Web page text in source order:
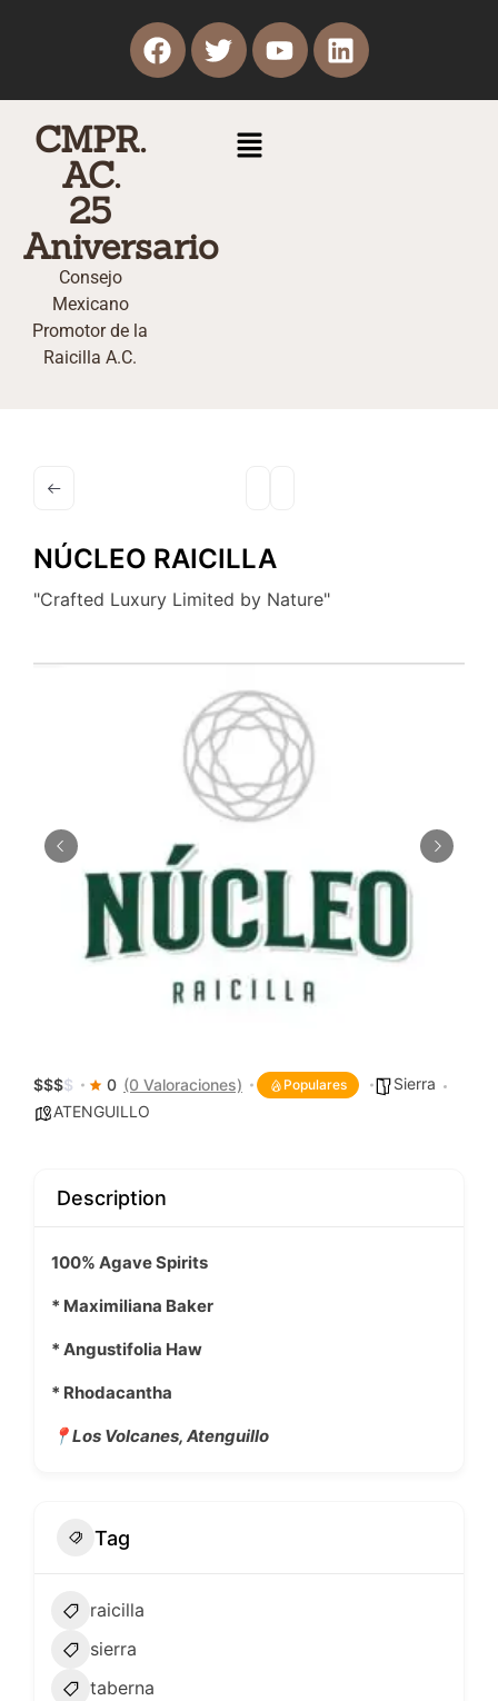
CMPR.
AC.
25
Aniversario
Consejo
Mexicano
Promotor de la
Raicilla A.C.
NÚCLEO RAICILLA
"Crafted Luxury Limited by Nature"
$$$$ 0 (0 Valoraciones) Populares
Sierra
ATENGUILLO
Description
100% Agave Spirits
* Maximiliana Baker
* Angustifolia Haw
* Rhodacantha
📍Los Volcanes, Atenguillo
Tag
raicilla
sierra
taberna